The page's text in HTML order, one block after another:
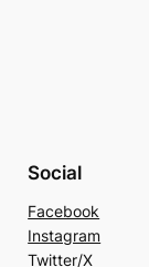
Social
Facebook
Instagram
Twitter/X